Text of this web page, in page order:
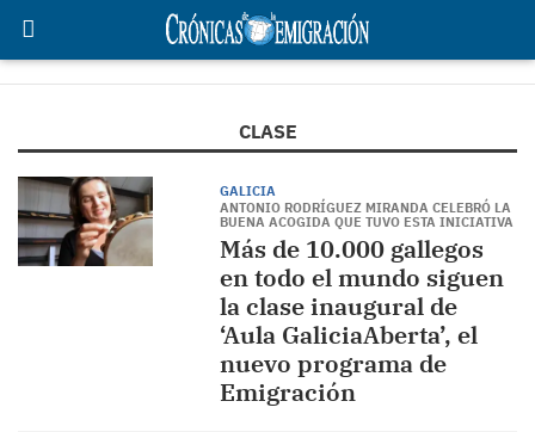
CLASE
GALICIA
ANTONIO RODRÍGUEZ MIRANDA CELEBRÓ LA
BUENA ACOGIDA QUE TUVO ESTA INICIATIVA
Más de 10.000 gallegos
en todo el mundo siguen
la clase inaugural de
‘Aula GaliciaAberta’, el
nuevo programa de
Emigración